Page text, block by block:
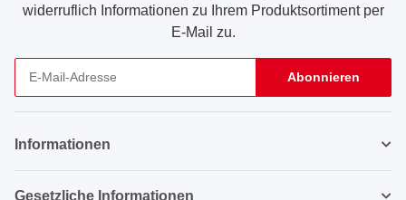
widerruflich Informationen zu Ihrem Produktsortiment per
E-Mail zu.
Abonnieren
Informationen
Gesetzliche Informationen